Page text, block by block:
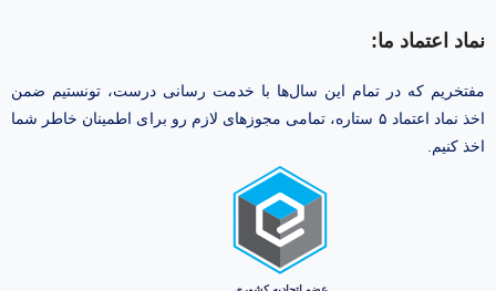
نماد اعتماد ما:
مفتخریم که در تمام این سال‌ها با خدمت رسانی درست، تونستیم ضمن
اخذ نماد اعتماد ۵ ستاره، تمامی مجوز‌های لازم رو برای اطمینان خاطر شما
اخذ کنیم.